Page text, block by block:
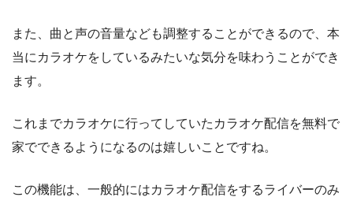
また、曲と声の音量なども調整することができるので、本
当にカラオケをしているみたいな気分を味わうことができ
ます。
これまでカラオケに行ってしていたカラオケ配信を無料で
家でできるようになるのは嬉しいことですね。
この機能は、一般的にはカラオケ配信をするライバーのみ